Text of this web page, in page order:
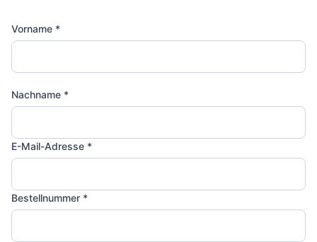
Vorname *
Nachname *
E-Mail-Adresse *
Bestellnummer *